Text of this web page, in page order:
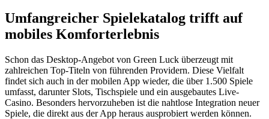
Umfangreicher Spielekatalog trifft auf
mobiles Komforterlebnis
Schon das Desktop-Angebot von Green Luck überzeugt mit
zahlreichen Top-Titeln von führenden Providern. Diese Vielfalt
findet sich auch in der mobilen App wieder, die über 1.500 Spiele
umfasst, darunter Slots, Tischspiele und ein ausgebautes Live-
Casino. Besonders hervorzuheben ist die nahtlose Integration neuer
Spiele, die direkt aus der App heraus ausprobiert werden können.